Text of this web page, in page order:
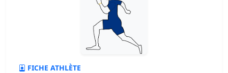
FICHE ATHLÈTE